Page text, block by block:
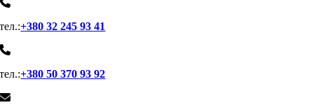
тел.:+380 32 245 93 41
тел.:+380 50 370 93 92